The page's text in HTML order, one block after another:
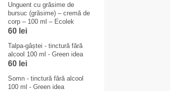
Unguent cu grăsime de
bursuc (grăsime) – cremă de
corp – 100 ml – Ecolek
60 lei
Talpa-gâștei - tinctură fără
alcool 100 ml - Green idea
60 lei
Somn - tinctură fără alcool
100 ml - Green idea